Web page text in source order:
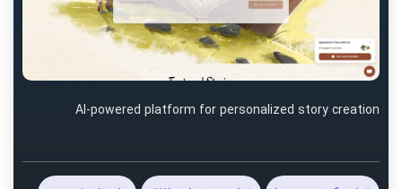
AI-powered platform for personalized story creation